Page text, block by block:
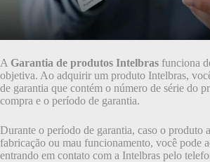
A Garantia de produtos Intelbras funciona
objetiva. Ao adquirir um produto Intelbras,
de garantia que contém o número de série do
compra e o período de garantia.
Durante o período de garantia, caso o produto
fabricação ou mau funcionamento, você pode
entrando em contato com a Intelbras pelo